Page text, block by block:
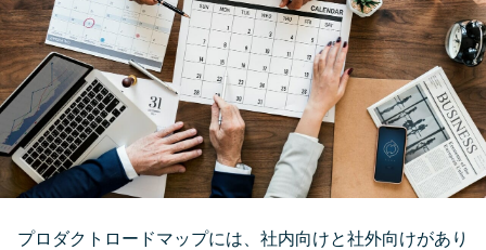
プロダクトロードマップには、社内向けと社外向けがあり